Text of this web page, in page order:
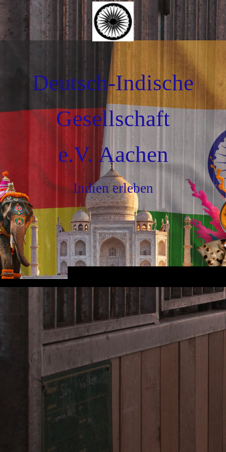
Deutsch-Indische
Gesellschaft
e.V. Aachen
Indien erleben